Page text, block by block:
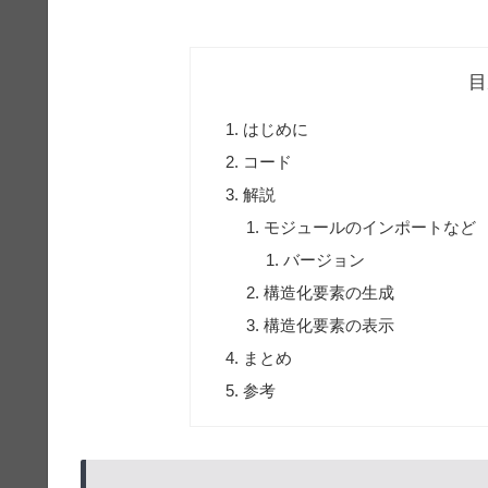
はじめに
コード
解説
モジュールのインポートなど
バージョン
構造化要素の生成
構造化要素の表示
まとめ
参考